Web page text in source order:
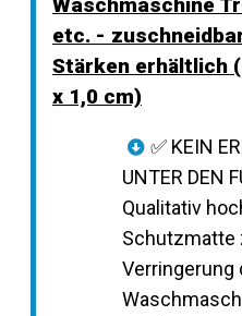
etc. -
Stärken erhältlich
x 1,0 cm)
✅ KEIN
UNTER DEN
Qualitativ
Schutzmatte
Verringerung